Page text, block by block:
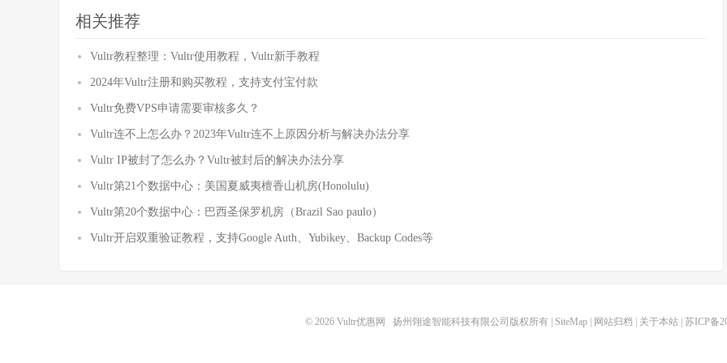
相关推荐
Vultr教程整理：Vultr使用教程，Vultr新手教程
2024年Vultr注册和购买教程，支持支付宝付款
Vultr免费VPS申请需要审核多久？
Vultr连不上怎么办？2023年Vultr连不上原因分析与解决办法分享
Vultr IP被封了怎么办？Vultr被封后的解决办法分享
Vultr第21个数据中心：美国夏威夷檀香山机房(Honolulu)
Vultr第20个数据中心：巴西圣保罗机房（Brazil Sao paulo）
Vultr开启双重验证教程，支持Google Auth、Yubikey、Backup Codes等
© 2026 Vultr优惠网 扬州翎途智能科技有限公司版权所有 | SiteMap| 网站归档 关于本站| 苏ICP备